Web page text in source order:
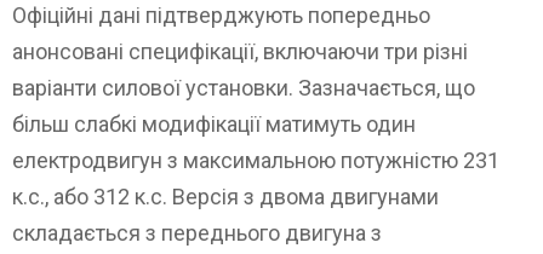
Офіційні дані підтверджують попередньо
анонсовані специфікації, включаючи три різні
варіанти силової установки. Зазначається, що
більш слабкі модифікації матимуть один
електродвигун з максимальною потужністю 231
к.с., або 312 к.с. Версія з двома двигунами
складається з переднього двигуна з